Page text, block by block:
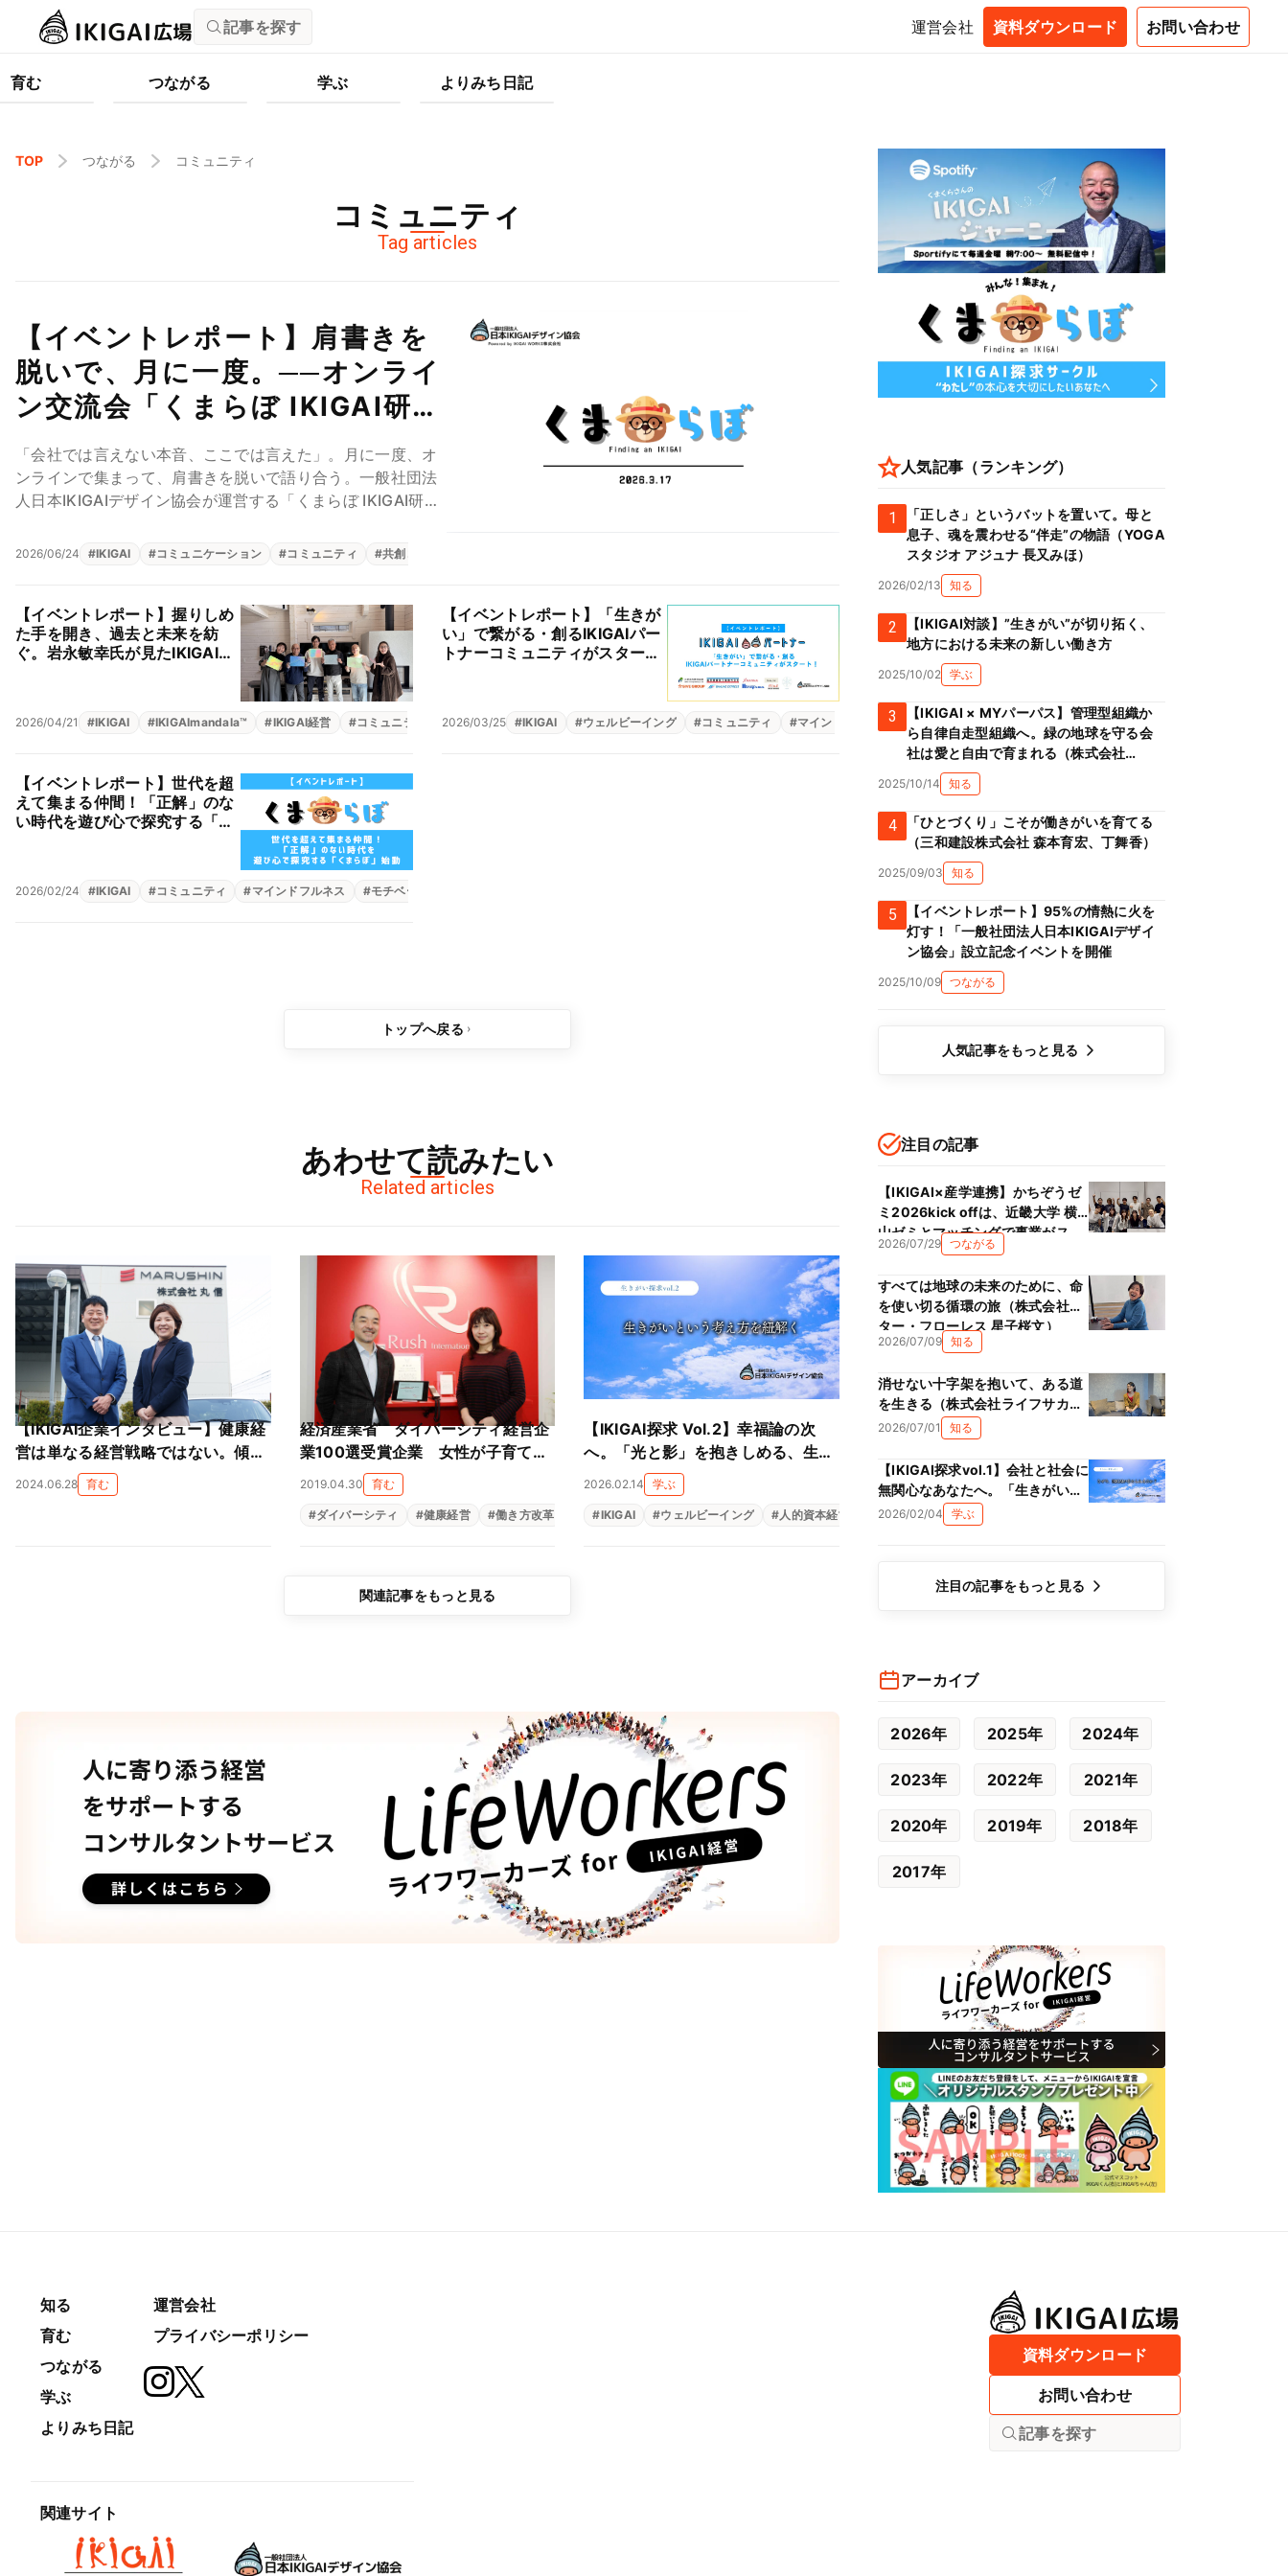
記事を探す 運営会社 資料ダウンロード お問い合わせ
育む つながる 学ぶ よりみち日記
TOP つながる コミュニティ
コミュニティ
Tag articles
【イベントレポート】肩書きを
脱いで、月に一度。──オンライ
ン交流会「くまらぼ IKIGAI研究
会」ってこんな場所
「会社では言えない本音、ここでは言えた」。月に一度、オ
ンラインで集まって、肩書きを脱いで語り合う。一般社団法
人日本IKIGAIデザイン協会が運営する「くまらぼ IKIGAI研究
2026/06/24 #IKIGAI #コミュニケーション #コミュニティ #共創コミュニティ
【イベントレポート】握りしめ
た手を開き、過去と未来を紡
ぐ。岩永敏幸氏が見たIKIGAIの
2026/04/21 #IKIGAI #IKIGAImandala™ #IKIGAI経営 #コミュニティ #存在意義
【イベントレポート】「生きが
い」で繋がる・創るIKIGAIパー
トナーコミュニティがスター
2026/03/25 #IKIGAI #ウェルビーイング #コミュニティ #マインドフルネス #ヨガ # 企業交流 # 共創
【イベントレポート】世代を超
えて集まる仲間！「正解」のな
い時代を遊び心で探究する「く
2026/02/24 #IKIGAI #コミュニティ #マインドフルネス #モチベーション
トップへ戻る
あわせて読みたい
Related articles
【IKIGAI企業インタビュー】健康経
営は単なる経営戦略ではない。傾聴
力と実行力で働きやすさ・働きがい
を創る（株式会社丸信）
2024.06.28 育む
経済産業省 ダイバーシティ経営企
業100選受賞企業 女性が子育てし
ながら活躍できる経営とは
2019.04.30 育む
#ダイバーシティ #健康経営 #働き方改革 女性活躍
【IKIGAI探求 Vol.2】幸福論の次
へ。「光と影」を抱きしめる、生き
がい8大先行研究
2026.02.14 学ぶ
#IKIGAI #ウェルビーイング #人的資本経営 生きがい # 自己理解
関連記事をもっと見る
人気記事（ランキング）
1
「正しさ」というバットを置いて。母と
息子、魂を震わせる“伴走”の物語（YOGA
スタジオ アジュナ 長又みほ）
2026/02/13 知る
2
【IKIGAI対談】”生きがい”が切り拓く、
地方における未来の新しい働き方
2025/10/02 学ぶ
3
【IKIGAI × MYパーパス】管理型組織か
ら自律自走型組織へ。緑の地球を守る会
社は愛と自由で育まれる（株式会社
Green prop 川添克子）
2025/10/14 知る
4
「ひとづくり」こそが働きがいを育てる
（三和建設株式会社 森本育宏、丁舞香）
2025/09/03 知る
5
【イベントレポート】95%の情熱に火を
灯す！「一般社団法人日本IKIGAIデザイ
ン協会」設立記念イベントを開催
2025/10/09 つながる
人気記事をもっと見る
注目の記事
【IKIGAI×産学連携】かちぞうゼ
ミ2026kick offは、近畿大学 横
山ゼミとマッチングで事業がス
タート！！
2026/07/29 つながる
すべては地球の未来のために、命
を使い切る循環の旅（株式会社ス
ター・フローレス 星子桜文）
2026/07/09 知る
消せない十字架を抱いて、ある道
を生きる（株式会社ライフサカス
西部沙緒里）
2026/07/01 知る
【IKIGAI探求vol.1】会社と社会に
無関心なあなたへ。「生きがい
（IKIGAI）」は、単なる精神論で
はない理由
2026/02/04 学ぶ
注目の記事をもっと見る
アーカイブ
2026年 2025年 2024年
2023年 2022年 2021年
2020年 2019年 2018年
2017年
資料ダウンロード
お問い合わせ
記事を探す
知る
育む
つながる
学ぶ
よりみち日記
運営会社
プライバシーポリシー
関連サイト